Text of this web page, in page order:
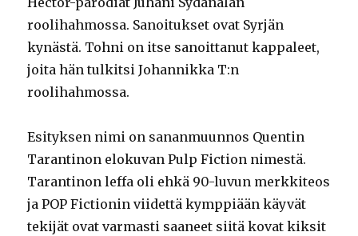
roolihahmossa. Sanoitukset ovat Syrjän
kynästä. Tohni on itse sanoittanut kappaleet,
joita hän tulkitsi Johannikka T:n
roolihahmossa.
Esityksen nimi on sananmuunnos Quentin
Tarantinon elokuvan Pulp Fiction nimestä.
Tarantinon leffa oli ehkä 90-luvun merkkiteos
ja POP Fictionin viidettä kymppiään käyvät
tekijät ovat varmasti saaneet siitä kovat kiksit